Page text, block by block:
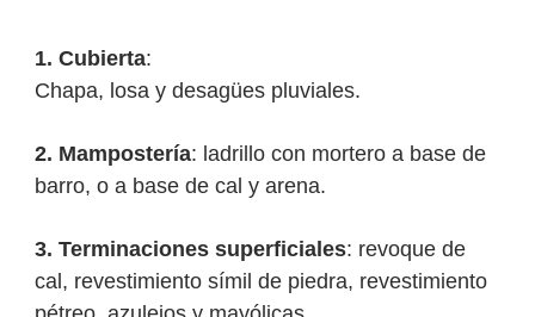
1. Cubierta:
Chapa, losa y desagües pluviales.
2. Mampostería: ladrillo con mortero a base de
barro, o a base de cal y arena.
3. Terminaciones superficiales: revoque de
cal, revestimiento símil de piedra, revestimiento